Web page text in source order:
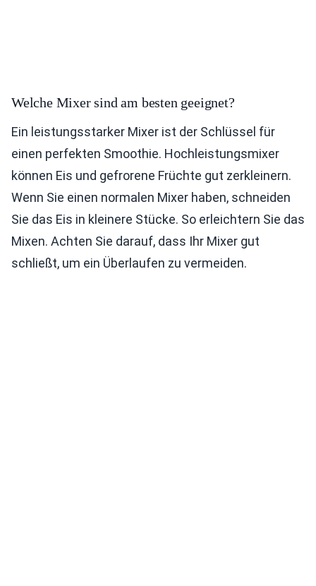
Welche Mixer sind am besten geeignet?
Ein leistungsstarker Mixer ist der Schlüssel für
einen perfekten Smoothie. Hochleistungsmixer
können Eis und gefrorene Früchte gut zerkleinern.
Wenn Sie einen normalen Mixer haben, schneiden
Sie das Eis in kleinere Stücke. So erleichtern Sie das
Mixen. Achten Sie darauf, dass Ihr Mixer gut
schließt, um ein Überlaufen zu vermeiden.